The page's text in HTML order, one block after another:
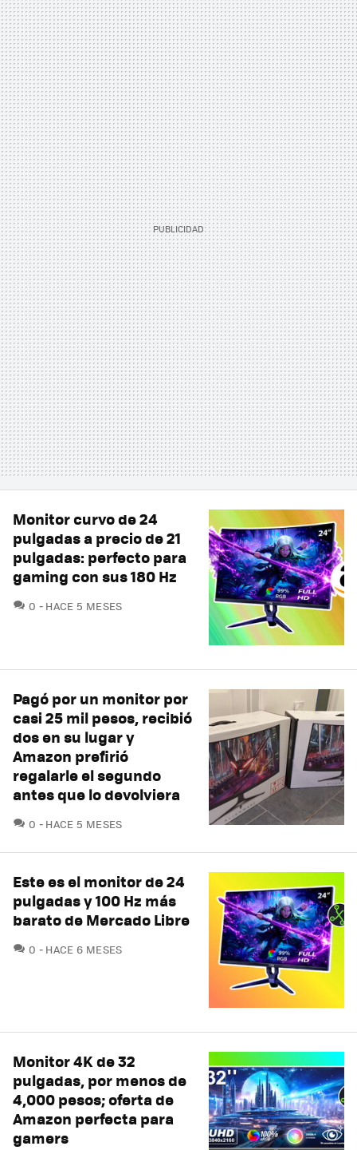
Monitor curvo de 24
pulgadas a precio de 21
pulgadas: perfecto para
gaming con sus 180 Hz
0 COMENTARIOS
HACE 5 MESES
Pagó por un monitor por
casi 25 mil pesos, recibió
dos en su lugar y
Amazon prefirió
regalarle el segundo
antes que lo devolviera
0 COMENTARIOS
HACE 5 MESES
Este es el monitor de 24
pulgadas y 100 Hz más
barato de Mercado Libre
0 COMENTARIOS
HACE 6 MESES
Monitor 4K de 32
pulgadas, por menos de
4,000 pesos; oferta de
Amazon perfecta para
gamers